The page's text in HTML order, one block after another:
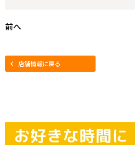
前へ
店舗情報に戻る